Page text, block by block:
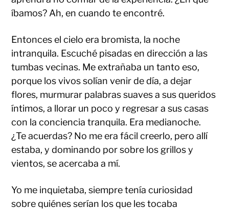
íbamos? Ah, en cuando te encontré.
Entonces el cielo era bromista, la noche
intranquila. Escuché pisadas en dirección a las
tumbas vecinas. Me extrañaba un tanto eso,
porque los vivos solían venir de día, a dejar
flores, murmurar palabras suaves a sus queridos
íntimos, a llorar un poco y regresar a sus casas
con la conciencia tranquila. Era medianoche.
¿Te acuerdas? No me era fácil creerlo, pero allí
estaba, y dominando por sobre los grillos y
vientos, se acercaba a mí.
Yo me inquietaba, siempre tenía curiosidad
sobre quiénes serían los que les tocaba